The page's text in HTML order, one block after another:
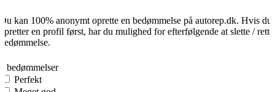
kan 100% anonymt oprette en bedømmelse på autorep.dk. Hvis du
en profil først, har du mulighed for efterfølgende at slette /
bedømmelser
Perfekt